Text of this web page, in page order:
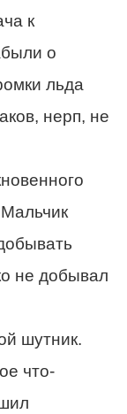
к
о
льда
нерп, не
Мальчик
не добывал
шутник.
что-